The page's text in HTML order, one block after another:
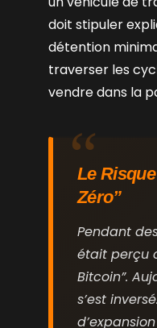
doit stipuler
détention
traverser les
vendre dans la
Le
Zéro”
Pendant
était perçu
Bitcoin”.
s’est